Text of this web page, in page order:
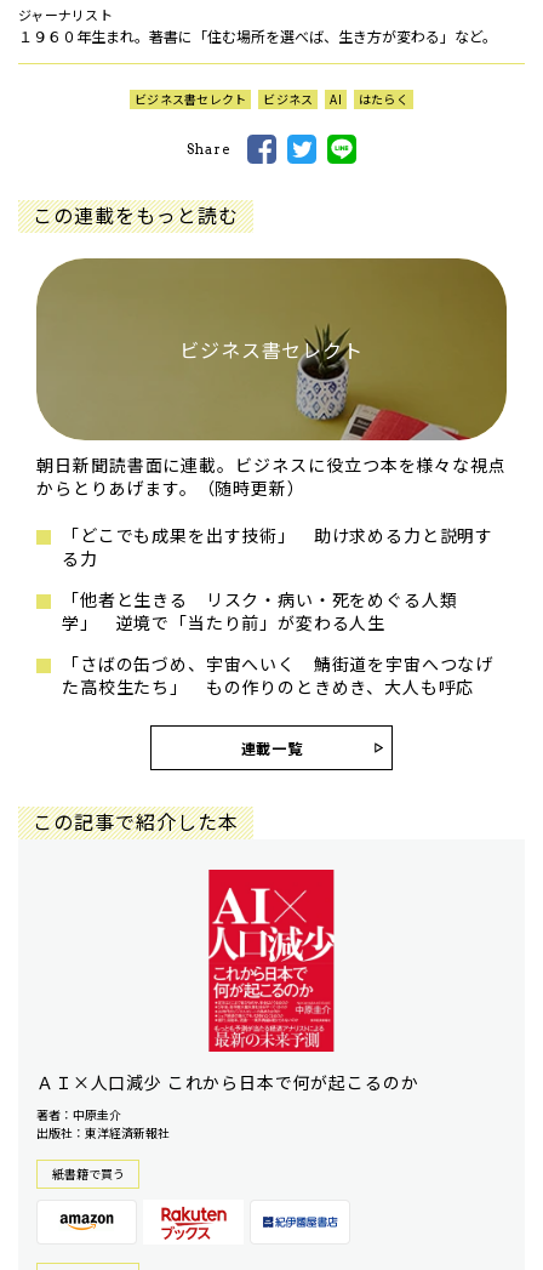
ジャーナリスト
１９６０年生まれ。著書に「住む場所を選べば、生き方が変わる」など。
ビジネス書セレクト ビジネス AI はたらく
Share
この連載をもっと読む
ビジネス書セレクト
朝日新聞読書面に連載。ビジネスに役立つ本を様々な視点
からとりあげます。（随時更新）
「どこでも成果を出す技術」 助け求める力と説明す
る力
「他者と生きる リスク・病い・死をめぐる人類
学」 逆境で「当たり前」が変わる人生
「さばの缶づめ、宇宙へいく 鯖街道を宇宙へつなげ
た高校生たち」 もの作りのときめき、大人も呼応
連載一覧
この記事で紹介した本
ＡＩ×人口減少 これから日本で何が起こるのか
著者：中原圭介
出版社：東洋経済新報社
紙書籍で買う